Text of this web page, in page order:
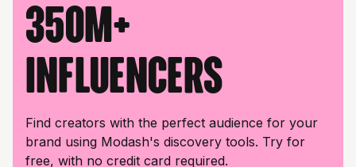
350M+
influencers
Find creators with the perfect audience for your
brand using Modash's discovery tools. Try for
free, with no credit card required.